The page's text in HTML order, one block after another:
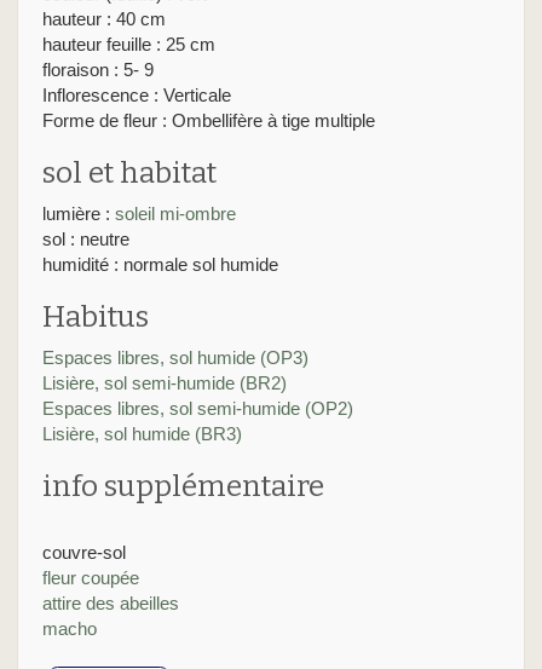
hauteur : 40 cm
hauteur feuille : 25 cm
floraison : 5- 9
Inflorescence : Verticale
Forme de fleur : Ombellifère à tige multiple
sol et habitat
lumière : soleil mi-ombre
sol : neutre
humidité : normale sol humide
Habitus
Espaces libres, sol humide (OP3)
Lisière, sol semi-humide (BR2)
Espaces libres, sol semi-humide (OP2)
Lisière, sol humide (BR3)
info supplémentaire
couvre-sol
fleur coupée
attire des abeilles
macho